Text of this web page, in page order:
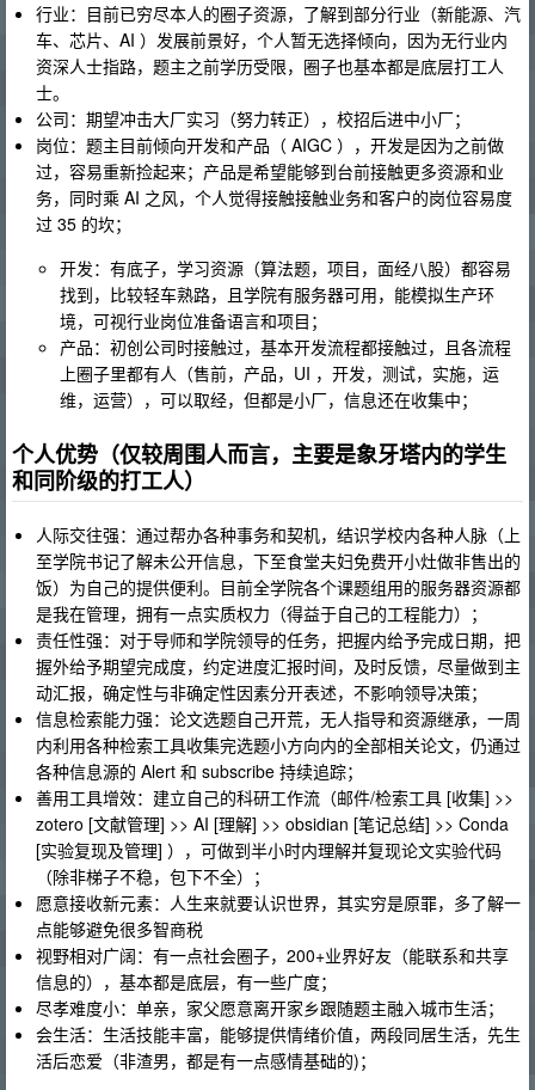
行业：目前已穷尽本人的圈子资源，了解到部分行业（新能源、汽
车、芯片、AI ）发展前景好，个人暂无选择倾向，因为无行业内
资深人士指路，题主之前学历受限，圈子也基本都是底层打工人
士。
公司：期望冲击大厂实习（努力转正），校招后进中小厂；
岗位：题主目前倾向开发和产品（ AIGC ），开发是因为之前做
过，容易重新捡起来；产品是希望能够到台前接触更多资源和业
务，同时乘 AI 之风，个人觉得接触接触业务和客户的岗位容易度
过 35 的坎；
开发：有底子，学习资源（算法题，项目，面经八股）都容易
找到，比较轻车熟路，且学院有服务器可用，能模拟生产环
境，可视行业岗位准备语言和项目；
产品：初创公司时接触过，基本开发流程都接触过，且各流程
上圈子里都有人（售前，产品，UI ，开发，测试，实施，运
维，运营），可以取经，但都是小厂，信息还在收集中；
个人优势（仅较周围人而言，主要是象牙塔内的学生
和同阶级的打工人）
人际交往强：通过帮办各种事务和契机，结识学校内各种人脉（上
至学院书记了解未公开信息，下至食堂夫妇免费开小灶做非售出的
饭）为自己的提供便利。目前全学院各个课题组用的服务器资源都
是我在管理，拥有一点实质权力（得益于自己的工程能力）；
责任性强：对于导师和学院领导的任务，把握内给予完成日期，把
握外给予期望完成度，约定进度汇报时间，及时反馈，尽量做到主
动汇报，确定性与非确定性因素分开表述，不影响领导决策；
信息检索能力强：论文选题自己开荒，无人指导和资源继承，一周
内利用各种检索工具收集完选题小方向内的全部相关论文，仍通过
各种信息源的 Alert 和 subscribe 持续追踪；
善用工具增效：建立自己的科研工作流（邮件/检索工具 [收集] >>
zotero [文献管理] >> AI [理解] >> obsidian [笔记总结] >> Conda
[实验复现及管理] ），可做到半小时内理解并复现论文实验代码
（除非梯子不稳，包下不全）；
愿意接收新元素：人生来就要认识世界，其实穷是原罪，多了解一
点能够避免很多智商税
视野相对广阔：有一点社会圈子，200+业界好友（能联系和共享
信息的），基本都是底层，有一些广度；
尽孝难度小：单亲，家父愿意离开家乡跟随题主融入城市生活；
会生活：生活技能丰富，能够提供情绪价值，两段同居生活，先生
活后恋爱（非渣男，都是有一点感情基础的)；